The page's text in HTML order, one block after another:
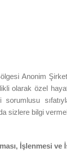
Anonim
olarak özel
sorumlusu
sizlere bilgi
İşlenmesi ve